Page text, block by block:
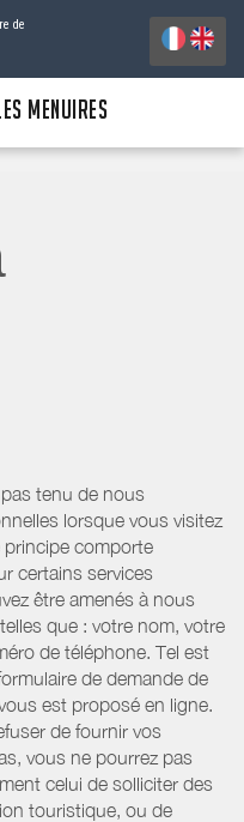
de
MENUIRES
pas tenu de nous
lorsque vous visitez
comporte
certains services
être amenés à nous
que : votre nom, votre
de téléphone. Tel est
de demande de
est proposé en ligne.
de fournir vos
vous ne pourrez pas
celui de solliciter des
touristique, ou de